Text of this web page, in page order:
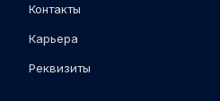
Контакты
Карьера
Реквизиты